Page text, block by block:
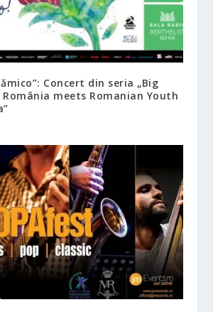
Concert din seria „Big
meets Romanian Youth